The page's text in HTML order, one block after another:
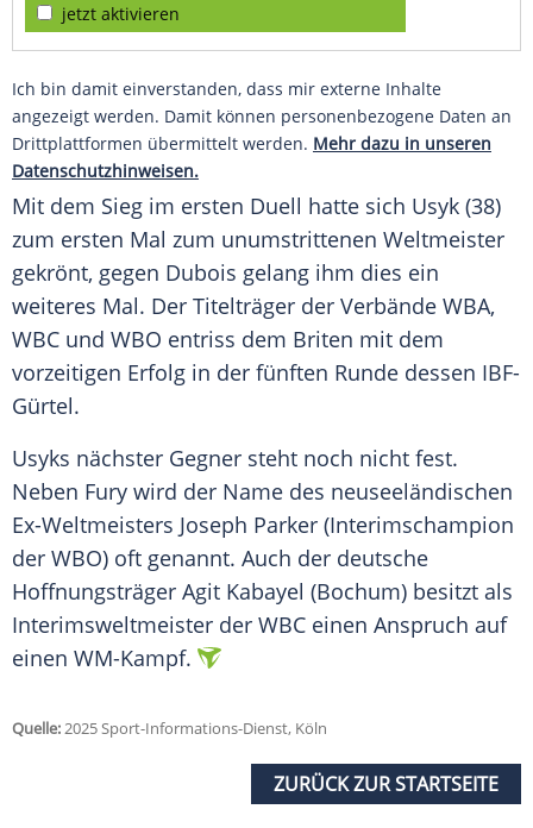
jetzt aktivieren
Ich bin damit einverstanden, dass mir externe Inhalte
angezeigt werden. Damit können personenbezogene Daten an
Drittplattformen übermittelt werden. Mehr dazu in unseren
Datenschutzhinweisen.
Mit dem Sieg im ersten Duell hatte sich Usyk (38)
zum ersten Mal zum unumstrittenen Weltmeister
gekrönt, gegen Dubois gelang ihm dies ein
weiteres Mal. Der Titelträger der Verbände WBA,
WBC und WBO entriss dem Briten mit dem
vorzeitigen Erfolg in der fünften Runde dessen IBF-
Gürtel.
Usyks nächster Gegner steht noch nicht fest.
Neben Fury wird der Name des neuseeländischen
Ex-Weltmeisters Joseph Parker (Interimschampion
der WBO) oft genannt. Auch der deutsche
Hoffnungsträger Agit Kabayel (Bochum) besitzt als
Interimsweltmeister der WBC einen Anspruch auf
einen WM-Kampf.
Quelle:2025 Sport-Informations-Dienst, Köln
ZURÜCK ZUR STARTSEITE